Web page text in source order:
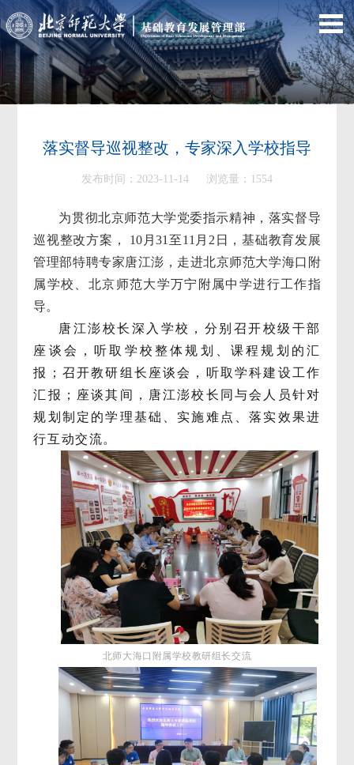
落实督导巡视整改，专家深入学校指导
发布时间：2023-11-14 浏览量： 1554
为贯彻北京师范大学党委指示精神，落实督导
巡视整改方案， 10月31至11月2日，基础教育发展
管理部特聘专家唐江澎，走进北京师范大学海口附
属学校、北京师范大学万宁附属中学进行工作指
导。
唐江澎校长深入学校，分别召开校级干部
座谈会，听取学校整体规划、课程规划的汇
报；召开教研组长座谈会，听取学科建设工作
汇报；座谈其间，唐江澎校长同与会人员针对
规划制定的学理基础、实施难点、落实效果进
行互动交流。
北师大海口附属学校教研组长交流